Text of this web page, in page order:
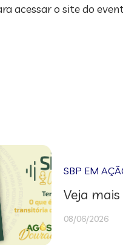
acessar o site do
SBP EM
Veja
08/06/2026